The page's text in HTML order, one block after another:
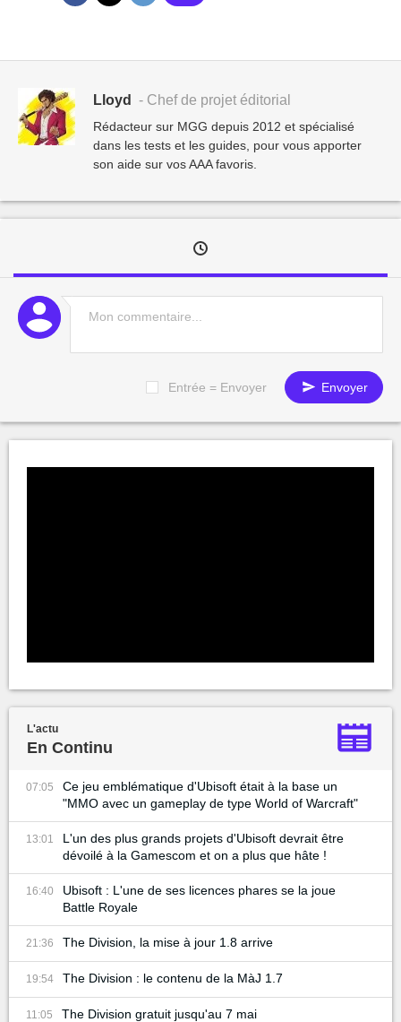
Lloyd - Chef de projet éditorial
Rédacteur sur MGG depuis 2012 et spécialisé
dans les tests et les guides, pour vous apporter
son aide sur vos AAA favoris.
Entrée = Envoyer Envoyer
L'actu
En Continu
07:05
Ce jeu emblématique d'Ubisoft était à la base un
"MMO avec un gameplay de type World of Warcraft"
13:01
L'un des plus grands projets d'Ubisoft devrait être
dévoilé à la Gamescom et on a plus que hâte !
16:40
Ubisoft : L'une de ses licences phares se la joue
Battle Royale
21:36 The Division, la mise à jour 1.8 arrive
19:54 The Division : le contenu de la MàJ 1.7
11:05 The Division gratuit jusqu'au 7 mai